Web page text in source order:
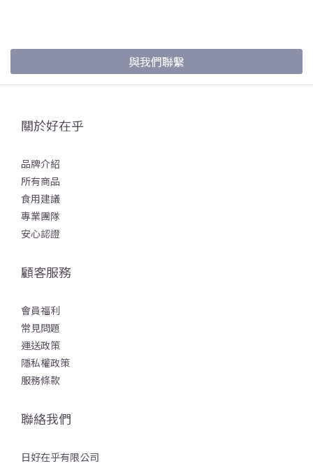
與我們聯繫
關於好在乎
品牌介紹
所有商品
食用建議
專業團隊
安心認證
顧客服務
會員福利
常見問題
運送政策
隱私權政策
服務條款
聯絡我們
日好在乎有限公司